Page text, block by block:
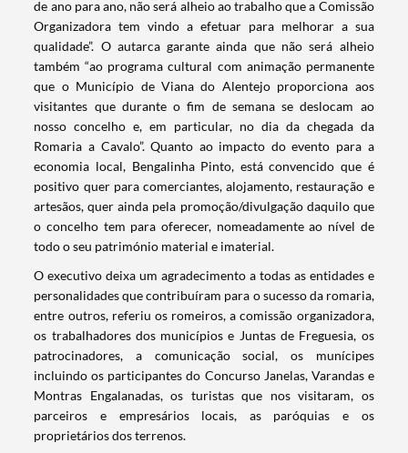
de ano para ano, não será alheio ao trabalho que a Comissão
Organizadora tem vindo a efetuar para melhorar a sua
qualidade”. O autarca garante ainda que não será alheio
também “ao programa cultural com animação permanente
que o Município de Viana do Alentejo proporciona aos
visitantes que durante o fim de semana se deslocam ao
nosso concelho e, em particular, no dia da chegada da
Romaria a Cavalo”. Quanto ao impacto do evento para a
economia local, Bengalinha Pinto, está convencido que é
positivo quer para comerciantes, alojamento, restauração e
artesãos, quer ainda pela promoção/divulgação daquilo que
o concelho tem para oferecer, nomeadamente ao nível de
todo o seu património material e imaterial.
O executivo deixa um agradecimento a todas as entidades e
personalidades que contribuíram para o sucesso da romaria,
entre outros, referiu os romeiros, a comissão organizadora,
os trabalhadores dos municípios e Juntas de Freguesia, os
patrocinadores, a comunicação social, os munícipes
incluindo os participantes do Concurso Janelas, Varandas e
Montras Engalanadas, os turistas que nos visitaram, os
parceiros e empresários locais, as paróquias e os
proprietários dos terrenos.